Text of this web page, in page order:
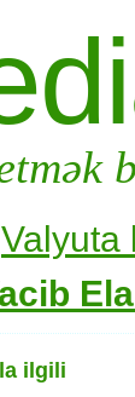
Valyuta
ilgili